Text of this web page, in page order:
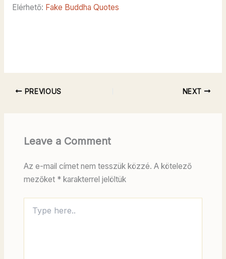
Elérhető: Fake Buddha Quotes
PREVIOUS NEXT
Leave a Comment
Az e-mail címet nem tesszük közzé. A kötelező
mezőket * karakterrel jelöltük
here..